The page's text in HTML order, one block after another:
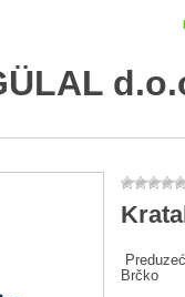
Brčko